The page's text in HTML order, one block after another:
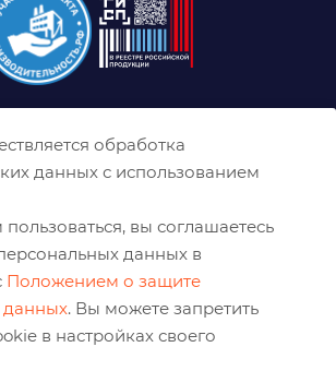
обработка
данных с использованием
вы соглашаетесь
данных в
Положением о защите
данных. Вы можете запретить
в настройках своего